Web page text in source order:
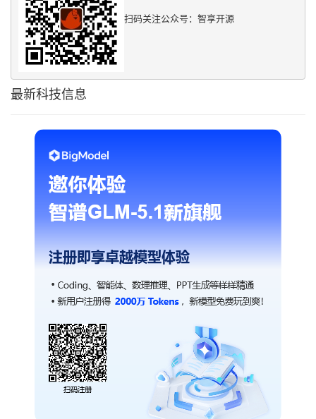
扫码关注公众号：智享开源
最新科技信息